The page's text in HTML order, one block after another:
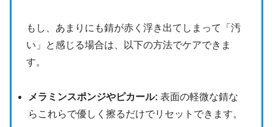
もし、あまりにも錆が赤く浮き出てしまって「汚
い」と感じる場合は、以下の方法でケアできま
す。
メラミンスポンジやピカール: 表面の軽微な錆な
らこれらで優しく擦るだけでリセットできます。